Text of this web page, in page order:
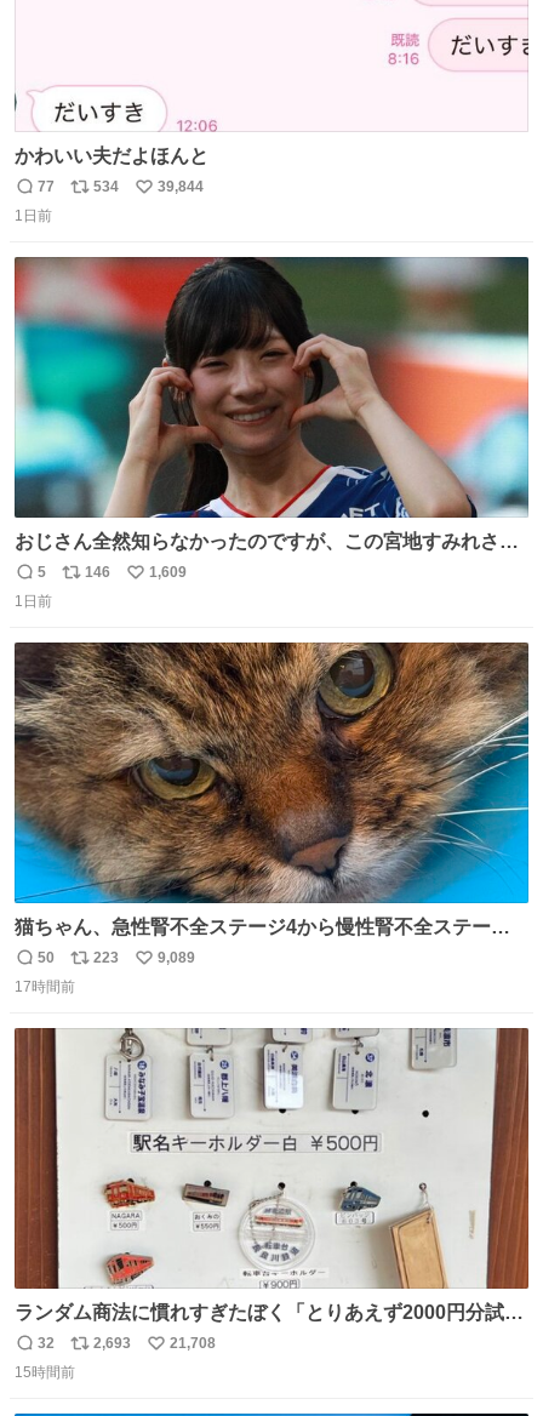
かわいい夫だよほんと
返
信
77
リ
ト
534
い
数
39,844
1日前
おじさん全然知らなかったのですが、この宮地すみれさん
（日向坂46）はマリサポだったのですね。 カメラ目線でに
っこりしていただいたので撮影したものの、全然誰だか知
ます！！
返
信
5
リ
ト
数
146
い
数
1,609
1日前
猫ちゃん、急性腎不全ステージ4から慢性腎不全ステージ2
になりました😭点滴も週一で大丈夫になった… このままだ
と2、3日持たないって言われたのが嘘みたい…本当に嬉し
道泣きながら歩いてたら向こうから来た人にすごい顔され
返
信
50
リ
ポ
223
い
数
9,089
17時間前
ランダム商法に慣れすぎたぼく「とりあえず2000円分試し
てみるか…」 駅員さん「どれが欲しいの？」 ぼく「えっ
良いんですか？」 駅員さん「何が…？？」 やっぱランダム
返
信
32
リ
ポ
2,693
い
21,708
15時間前